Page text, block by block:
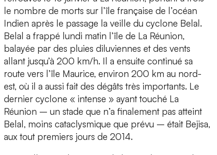
le nombre de morts sur l’île française de l’océan
Indien après le passage la veille du cyclone Belal.
Belal a frappé lundi matin l’île de La Réunion,
balayée par des pluies diluviennes et des vents
allant jusqu’à 200 km/h. Il a ensuite continué sa
route vers l’île Maurice, environ 200 km au nord-
est, où il a aussi fait des dégâts très importants. Le
dernier cyclone « intense » ayant touché La
Réunion – un stade que n’a finalement pas atteint
Belal, moins cataclysmique que prévu – était Bejisa,
aux tout premiers jours de 2014.